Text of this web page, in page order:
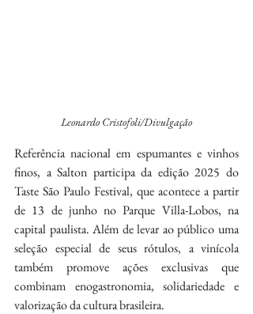
Leonardo Cristofoli/Divulgação
Referência nacional em espumantes e vinhos
finos, a Salton participa da edição 2025 do
Taste São Paulo Festival, que acontece a partir
de 13 de junho no Parque Villa-Lobos, na
capital paulista. Além de levar ao público uma
seleção especial de seus rótulos, a vinícola
também promove ações exclusivas que
combinam enogastronomia, solidariedade e
valorização da cultura brasileira.